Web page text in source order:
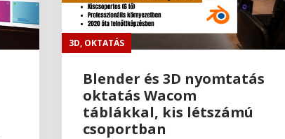
3D, OKTATÁS
Blender és 3D nyomtatás
oktatás Wacom
táblákkal, kis létszámú
csoportban